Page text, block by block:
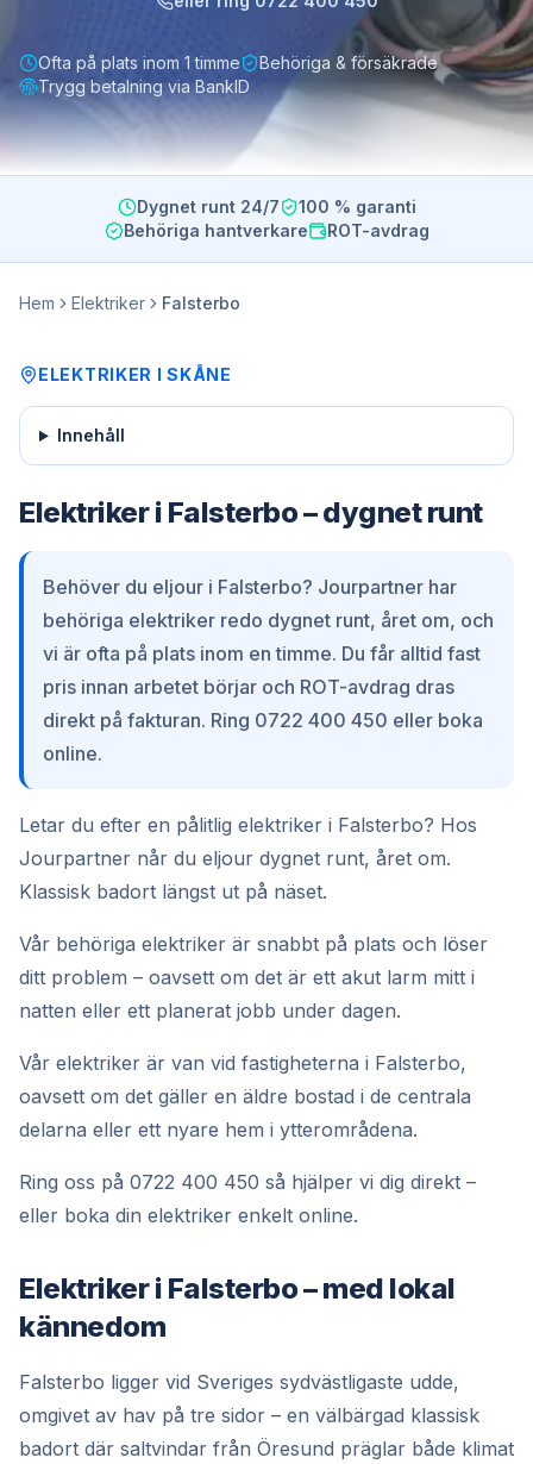
Ofta på plats inom 1 timme
Behöriga & försäkrade
Trygg betalning via BankID
Dygnet runt 24/7
100 % garanti
Behöriga hantverkare
ROT-avdrag
Hem Elektriker Falsterbo
ELEKTRIKER ISKÅNE
Innehåll
Elektriker i Falsterbo – dygnet runt
Behöver du eljour i Falsterbo? Jourpartner har
behöriga elektriker redo dygnet runt, året om, och
vi är ofta på plats inom en timme. Du får alltid fast
pris innan arbetet börjar och ROT-avdrag dras
direkt på fakturan. Ring 0722 400 450 eller boka
online.
Letar du efter en pålitlig elektriker i Falsterbo? Hos
Jourpartner når du eljour dygnet runt, året om.
Klassisk badort längst ut på näset.
Vår behöriga elektriker är snabbt på plats och löser
ditt problem – oavsett om det är ett akut larm mitt i
natten eller ett planerat jobb under dagen.
Vår elektriker är van vid fastigheterna i Falsterbo,
oavsett om det gäller en äldre bostad i de centrala
delarna eller ett nyare hem i ytterområdena.
Ring oss på 0722 400 450 så hjälper vi dig direkt –
eller boka din elektriker enkelt online.
Elektriker i Falsterbo – med lokal
kännedom
Falsterbo ligger vid Sveriges sydvästligaste udde,
omgivet av hav på tre sidor – en välbärgad klassisk
badort där saltvindar från Öresund präglar både klimat